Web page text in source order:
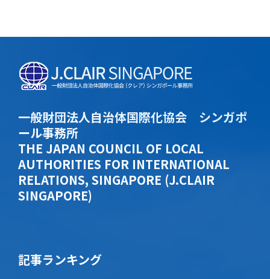
一般財団法人自治体国際化協会 シンガポ
ール事務所
THE JAPAN COUNCIL OF LOCAL
AUTHORITIES FOR INTERNATIONAL
RELATIONS, SINGAPORE (J.CLAIR
SINGAPORE)
記事ランキング